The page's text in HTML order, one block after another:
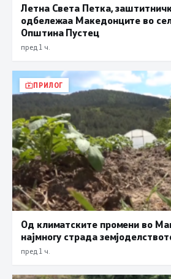
Летна Света Петка,
одбележаа Македонците во
Општина Пустец
пред 1 ч.
ПРИЛОГ
Од климатските промени во
најмногу страда
пред 1 ч.